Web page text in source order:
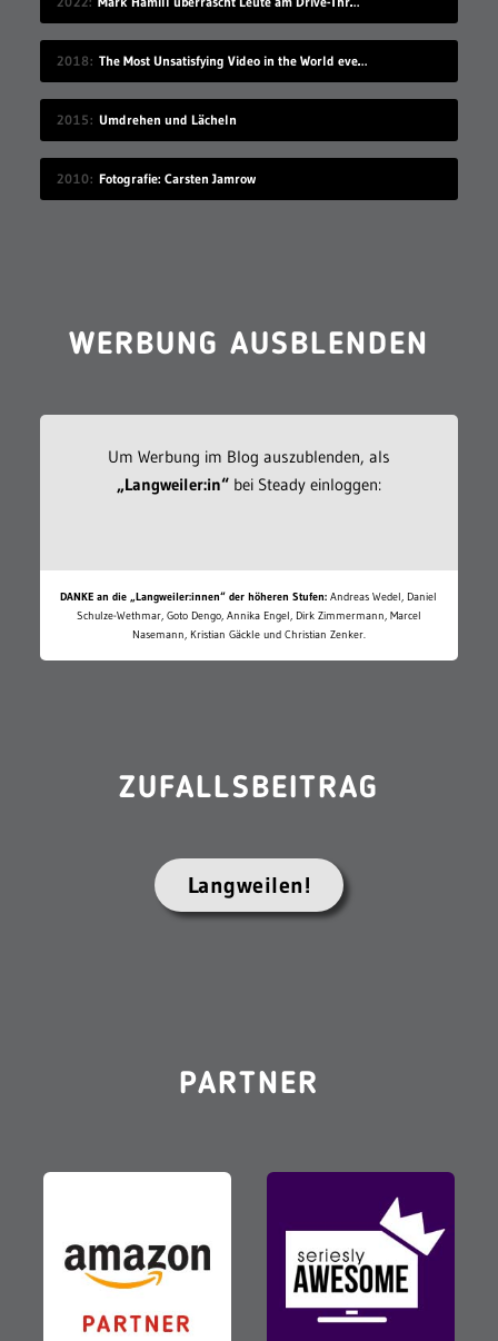
2018 The Most Unsatisfying Video in the World ever made – part 2
2015 Umdrehen und Lächeln
2010 Fotografie: Carsten Jamrow
WERBUNG AUSBLENDEN
Um Werbung im Blog auszublenden, als
„Langweiler:in“bei Steady einloggen:
DANKE an die „Langweiler:innen“ der höheren Stufen: Andreas Wedel, Daniel
Schulze-Wethmar, Goto Dengo, Annika Engel, Dirk Zimmermann, Marcel
Nasemann, Kristian Gäckle und Christian Zenker.
ZUFALLSBEITRAG
Langweilen!
PARTNER